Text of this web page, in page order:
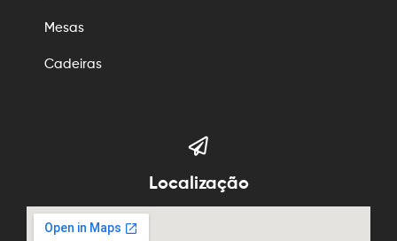
Mesas
Cadeiras
Localização